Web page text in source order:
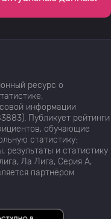
ресурс о
информации
Публикует рейтинги
обучающие
статистику:
результаты и статистику
Ла Лига, Серия А,
партнёром